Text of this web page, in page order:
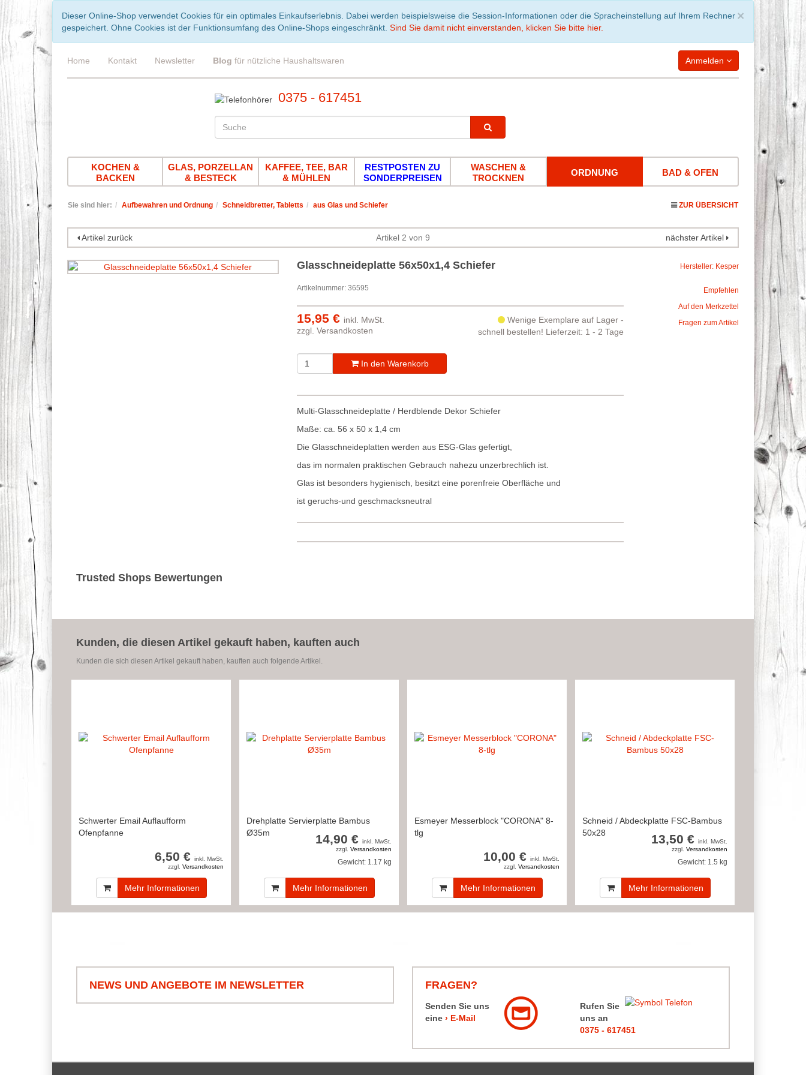
× Schließen
Dieser Online-Shop verwendet Cookies für ein optimales Einkaufserlebnis. Dabei werden beispielsweise die Session-Informationen oder die Spracheinstellung auf Ihrem Rechner
gespeichert. Ohne Cookies ist der Funktionsumfang des Online-Shops eingeschränkt. Sind Sie damit nicht einverstanden, klicken Sie bitte hier.
Home Kontakt Newsletter Blog für nützliche Haushaltswaren Anmelden
0375 - 617451
KOCHEN &
BACKEN
GLAS, PORZELLAN
& BESTECK
KAFFEE, TEE, BAR
& MÜHLEN
RESTPOSTEN ZU
SONDERPREISEN
WASCHEN &
TROCKNEN
ORDNUNG BAD & OFEN
Sie sind hier: Aufbewahren und Ordnung Schneidbretter, Tabletts aus Glas und Schiefer ZUR ÜBERSICHT
Artikel zurück Artikel 2 von 9 nächster Artikel
Glasschneideplatte 56x50x1,4 Schiefer
Artikelnummer: 36595
15,95 € inkl. MwSt.
zzgl.Versandkosten
Wenige Exemplare auf Lager -
schnell bestellen! Lieferzeit: 1 - 2 Tage
In den Warenkorb
Multi-Glasschneideplatte / Herdblende Dekor Schiefer
Maße: ca. 56 x 50 x 1,4 cm
Die Glasschneideplatten werden aus ESG-Glas gefertigt,
das im normalen praktischen Gebrauch nahezu unzerbrechlich ist.
Glas ist besonders hygienisch, besitzt eine porenfreie Oberfläche und
ist geruchs-und geschmacksneutral
Hersteller: Kesper
Empfehlen
Auf den Merkzettel
Fragen zum Artikel
Trusted Shops Bewertungen
Kunden, die diesen Artikel gekauft haben, kauften auch
Kunden die sich diesen Artikel gekauft haben, kauften auch folgende Artikel.
Schwerter Email Auflaufform
Ofenpfanne
6,50 € inkl. MwSt.
zzgl. Versandkosten
Mehr Informationen
Drehplatte Servierplatte Bambus
Ø35m
14,90 € inkl. MwSt.
zzgl. Versandkosten
Gewicht: 1.17 kg
Mehr Informationen
Esmeyer Messerblock "CORONA" 8-
tlg
10,00 € inkl. MwSt.
zzgl. Versandkosten
Mehr Informationen
Schneid / Abdeckplatte FSC-Bambus
50x28
13,50 € inkl. MwSt.
zzgl. Versandkosten
Gewicht: 1.5 kg
Mehr Informationen
NEWS UND ANGEBOTE IM NEWSLETTER FRAGEN?
Senden Sie uns
eine › E-Mail
Rufen Sie
uns an
0375 - 617451